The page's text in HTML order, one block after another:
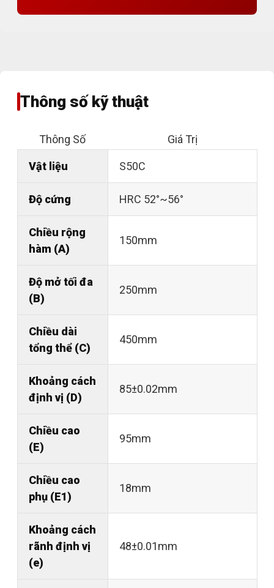
Thông số kỹ thuật
Thông Số Giá Trị
Vật liệu S50C
Độ cứng HRC 52°~56°
Chiều rộng
hàm (A)
150mm
Độ mở tối đa
(B)
250mm
Chiều dài
tổng thể (C)
450mm
Khoảng cách
định vị (D)
85±0.02mm
Chiều cao
(E)
95mm
Chiều cao
phụ (E1)
18mm
Khoảng cách
rãnh định vị
(e)
48±0.01mm